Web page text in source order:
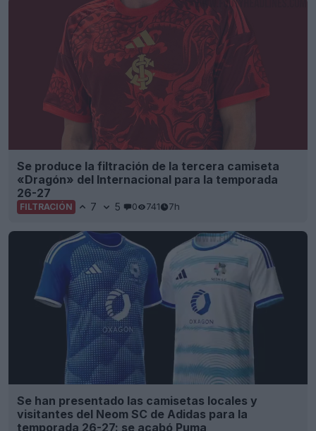
Se produce la filtración de la tercera camiseta
«Dragón» del Internacional para la temporada
26-27
FILTRACIÓN 7 5 0 741 7h
Se han presentado las camisetas locales y
visitantes del Neom SC de Adidas para la
temporada 26-27: se acabó Puma